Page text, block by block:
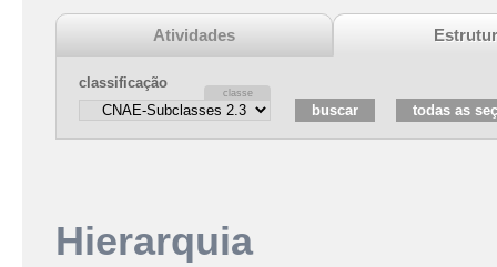
Atividades
classificação
Hierarquia